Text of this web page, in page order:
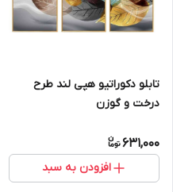
تابلو دکوراتیو هپی لند طرح
درخت و گوزن
631,000
افزودن به سبد